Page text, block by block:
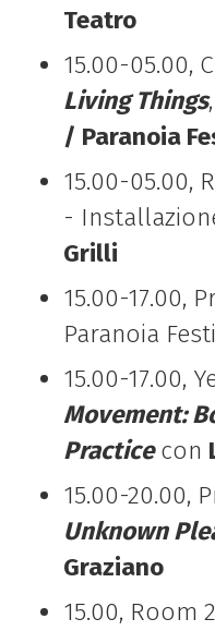
Teatro
15.00-05.00,
Living Things
/ Paranoia
15.00-05.00,
-
Grilli
15.00-17.00,
Paranoia
15.00-17.00,
Movement:
Practicecon
15.00-20.00,
Unknown
Graziano
15.00, Room